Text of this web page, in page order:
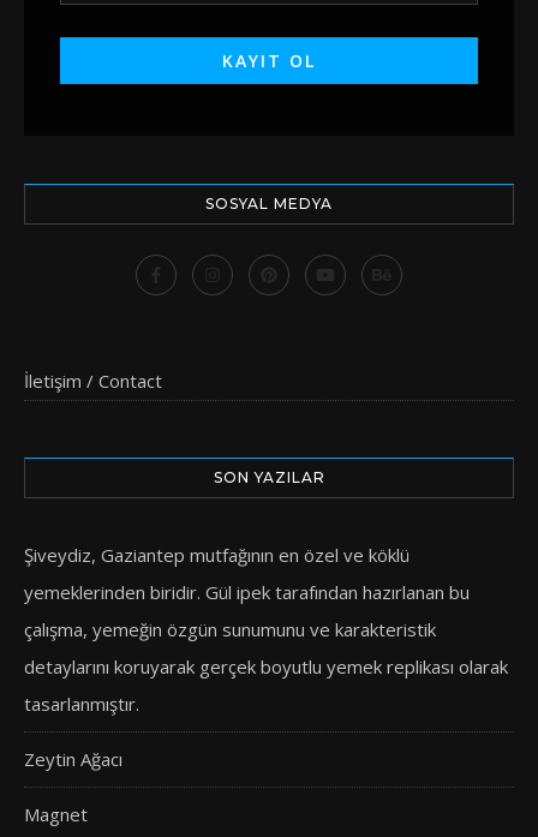
SOSYAL MEDYA
İletişim / Contact
SON YAZILAR
Şiveydiz, Gaziantep mutfağının en özel ve köklü
yemeklerinden biridir. Gül ipek tarafından hazırlanan bu
çalışma, yemeğin özgün sunumunu ve karakteristik
detaylarını koruyarak gerçek boyutlu yemek replikası olarak
tasarlanmıştır.
Zeytin Ağacı
Magnet